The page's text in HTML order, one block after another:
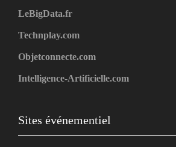
LeBigData.fr
Technplay.com
Objetconnecte.com
Intelligence-Artificielle.com
Sites événementiel